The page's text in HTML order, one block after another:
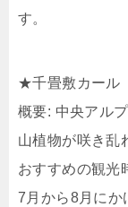
す。
★千畳敷カール
概要: 中央アル
山植物が咲き乱
おすすめの観光
7月から8月にか